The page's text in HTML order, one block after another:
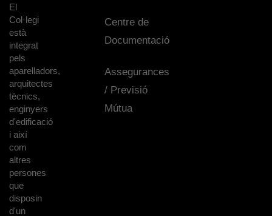
El
Col·legi
està
integrat
pels
aparelladors,
arquitectes
tècnics,
enginyers
d'edificació
i així
com
altres
persones
que
disposin
d'un
Centre de
Documentació
Assegurances
/ Previsió
Mútua